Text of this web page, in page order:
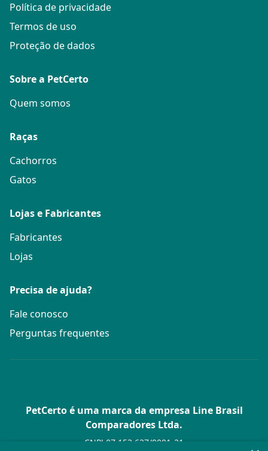
Política de privacidade
Termos de uso
Proteção de dados
Sobre a PetCerto
Quem somos
Raças
Cachorros
Gatos
Lojas e Fabricantes
Fabricantes
Lojas
Precisa de ajuda?
Fale conosco
Perguntas frequentes
PetCerto é uma marca da empresa Line Brasil
Comparadores Ltda.
CNPJ 07.153.627/0001-21